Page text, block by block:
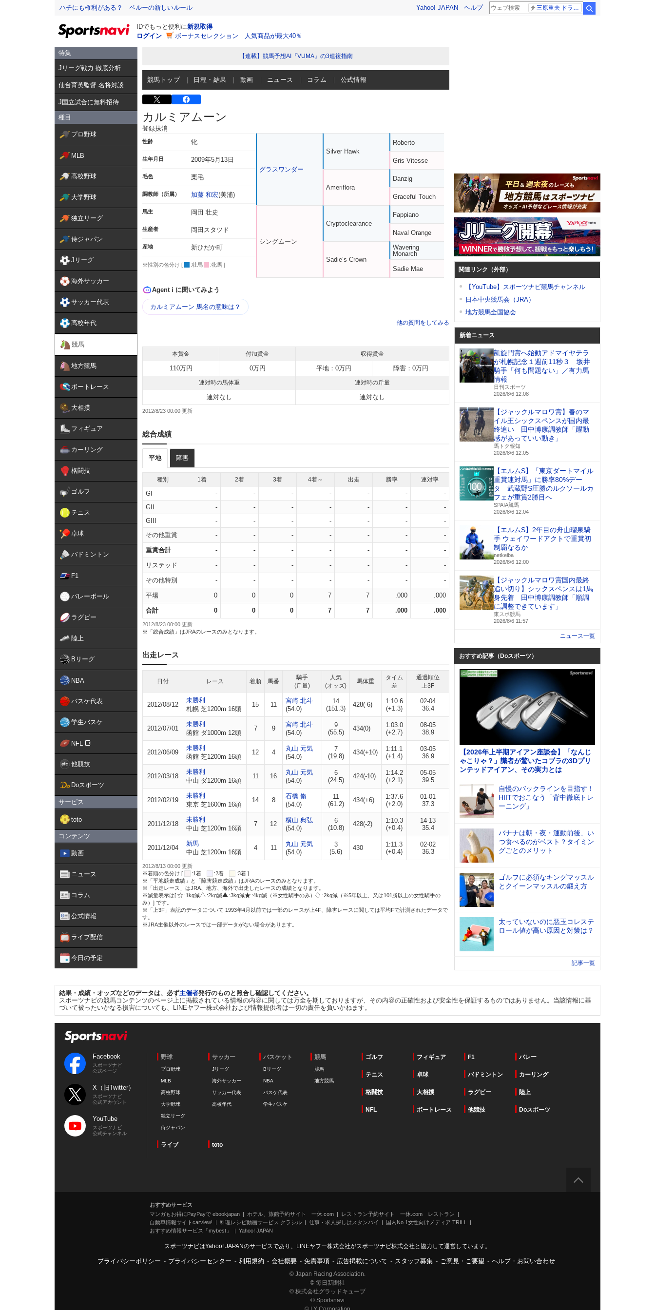
ハチにも権利がある？ ペルーの新しいルール Yahoo! JAPAN ヘルプ
IDでもっと便利に新規取得
ログイン
ボーナスセレクション 人気商品が最大40％
特集
Jリーグ戦力 徹底分析
仙台育英監督 名将対談
J国立試合に無料招待
種目
プロ野球
MLB
高校野球
大学野球
独立リーグ
侍ジャパン
Jリーグ
海外サッカー
サッカー代表
高校年代
競馬
地方競馬
ボートレース
大相撲
フィギュア
カーリング
格闘技
ゴルフ
テニス
卓球
バドミントン
F1
バレーボール
ラグビー
陸上
Bリーグ
NBA
バスケ代表
学生バスケ
NFL
他競技
Doスポーツ
サービス
toto
コンテンツ
動画
ニュース
コラム
公式情報
ライブ配信
今日の予定
【連載】競馬予想AI『VUMA』の3連複指南
競馬トップ 日程・結果 動画 ニュース コラム 公式情報
カルミアムーン
登録抹消
性齢 牝
生年月日 2009年5月13日
毛色 栗毛
調教師（所属） 加藤 和宏(美浦)
馬主 岡田 壮史
生産者 岡田スタツド
産地 新ひだか町
※性別の色分け [ :牡馬 :牝馬 ]
グラスワンダー
シングムーン
Silver Hawk
Ameriflora
Cryptoclearance
Sadie’s Crown
Roberto
Gris Vitesse
Danzig
Graceful Touch
Fappiano
Naval Orange
Wavering
Monarch
Sadie Mae
Agent i に聞いてみよう
カルミアムーン 馬名の意味は？
他の質問をしてみる
本賞金 付加賞金 収得賞金
110万円 0万円 平地：0万円 障害：0万円
連対時の馬体重 連対時の斤量
連対なし 連対なし
2012/8/23 00:00
総合成績
平地 障害
種別 1着 2着 3着 4着～ 出走 勝率 連対率
GI - - - - - -
-
GII
- - - - - -
-
GIII
- - - - - -
-
その他重賞
- - - - - - -
重賞合計 - - - - - - -
リステッド - - - - - - -
その他特別 - - - - - - -
平場 0 0 0 7 7 .000 .000
合計 0 0 0 7 7 .000 .000
2012/8/23 00:00 更新
※「総合成績」はJRAのレースのみとなります。
出走レース
日付 レース 着順 馬番
騎手
(斤量)
人気
(オッズ)
馬体重
タイム
差
通過順位
上3F
2012/08/12
未勝利
札幌 芝1200m 16頭
15 11
宮崎 北斗
(54.0)
14
(151.3)
428(-6)
1:10.6
(+1.3)
02-04
36.4
2012/07/01
未勝利
函館 ダ1000m 12頭
7 9
宮崎 北斗
(54.0)
9
(55.5)
434(0)
1:03.0
(+2.7)
08-05
38.9
2012/06/09
未勝利
函館 芝1200m 16頭
12 4
丸山 元気
(54.0)
7
(19.8)
434(+10)
1:11.1
(+1.4)
03-05
36.9
2012/03/18
未勝利
中山 ダ1200m 16頭
11 16
丸山 元気
(54.0)
6
(24.5)
424(-10)
1:14.2
(+2.1)
05-05
39.5
2012/02/19
未勝利
東京 芝1600m 16頭
14 8
石橋 脩
(54.0)
11
(61.2)
434(+6)
1:37.6
(+2.0)
01-01
37.3
2011/12/18
未勝利
中山 芝1200m 16頭
7 12
横山 典弘
(54.0)
6
(10.8)
428(-2)
1:10.3
(+0.4)
14-13
35.4
2011/12/04
新馬
中山 芝1200m 16頭
4 11
丸山 元気
(54.0)
3
(5.6)
430
1:11.3
(+0.4)
02-02
36.3
2012/8/13 00:00 更新
※着順の色分け [
:1着 :2着
:3着 ]
※「平地競走成績」と「障害競走成績」はJRAのレースのみとなります。
※「出走レース」はJRA、地方、海外で出走したレースの成績となります。
※減量表示は[
:1kg減 :2kg減 :3kg減 :4kg減（※女性騎手のみ）
:2kg減（※5年以上、又は101勝以上の女性騎手の
み）] です。
※「上3F」表記のデータについて 1993年4月以前では一部のレースが上4F、障害レースに関しては平均Fで計測されたデータで
す。
※JRA主催以外のレースでは一部データがない場合があります。
関連リンク（外部）
【YouTube】スポーツナビ競馬チャンネル
日本中央競馬会（JRA）
地方競馬全国協会
新着ニュース
凱旋門賞へ始動アドマイヤテラ
が札幌記念１週前11秒３ 坂井
騎手「何も問題ない」／有力馬
情報
日刊スポーツ
2026/8/6 12:08
【ジャックルマロワ賞】春のマ
イル王シックスペンスが国内最
終追い 田中博康調教師「躍動
感があっていい動き」
馬トク報知
2026/8/6 12:05
【エルムS】「東京ダートマイル
重賞連対馬」に勝率80%デー
タ 武蔵野S圧勝のルクソールカ
フェが重賞2勝目へ
SPAIA競馬
2026/8/6 12:04
【エルムS】2年目の舟山瑠泉騎
手 ウェイワードアクトで重賞初
制覇なるか
netkeiba
2026/8/6 12:00
【ジャックルマロワ賞国内最終
追い切り】シックスペンスは1馬
身先着 田中博康調教師「順調
に調整できています」
東スポ競馬
2026/8/6 11:57
ニュース一覧
おすすめ記事（Doスポーツ）
【2026年上半期アイアン座談会】「なんじ
ゃこりゃ？」識者が驚いたコブラの3Dプリ
ンテッドアイアン、その実力とは
自慢のバックラインを目指す！
HIITでおこなう「背中徹底トレ
ーニング」
バナナは朝・夜・運動前後、い
つ食べるのがベスト？タイミン
グごとのメリット
ゴルフに必須なキングマッスル
とクイーンマッスルの鍛え方
太っていないのに悪玉コレステ
ロール値が高い原因と対策は？
記事一覧
結果・成績・オッズなどのデータは、必ず主催者発行のものと照合し確認してください。
スポーツナビの競馬コンテンツのページ上に掲載されている情報の内容に関しては万全を期しておりますが、その内容の正確性および安全性を保証するものではありません。当該情報に基
づいて被ったいかなる損害についても、LINEヤフー株式会社および情報提供者は一切の責任を負いかねます。
Facebook
スポーツナビ
公式ページ
X（旧Twitter）
スポーツナビ
公式アカウント
YouTube
スポーツナビ
公式チャンネル
野球
プロ野球
MLB
高校野球
大学野球
独立リーグ
侍ジャパン
サッカー
Jリーグ
海外サッカー
サッカー代表
高校年代
バスケット
Bリーグ
NBA
バスケ代表
学生バスケ
競馬
競馬
地方競馬
ゴルフ フィギュア F1 バレー
テニス 卓球 バドミントン カーリング
格闘技 大相撲 ラグビー 陸上
NFL ボートレース 他競技 Doスポーツ
ライブ toto
おすすめサービス
マンガもお得にPayPayで ebookjapan
ホテル、旅館予約サイト 一休.com
レストラン予約サイト 一休.com レストラン
自動車情報サイトcarview!
料理レシピ動画サービス クラシル 仕事・求人探しはスタンバイ
国内No.1女性向けメディア TRILL
おすすめ情報サービス「mybest」
Yahoo! JAPAN
スポーツナビはYahoo! JAPANのサービスであり、LINEヤフー株式会社がスポーツナビ株式会社と協力して運営しています。
プライバシーポリシー - プライバシーセンター - 利用規約 - 会社概要 - 免責事項 - 広告掲載について - スタッフ募集 - ご意見・ご要望 - ヘルプ・お問い合わせ
© Japan Racing Association.
© 毎日新聞社
© 株式会社グラッドキューブ
© Sportsnavi